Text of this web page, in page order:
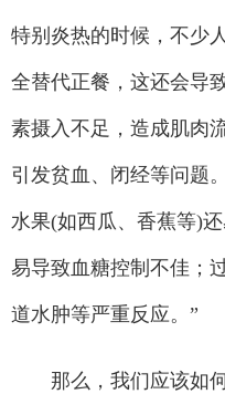
特别炎热的时候，不少
全替代正餐，这还会导
素摄入不足，造成肌肉
引发贫血、闭经等问题
水果(如西瓜、香蕉等)
易导致血糖控制不佳；
道水肿等严重反应。”
那么，我们应该如何